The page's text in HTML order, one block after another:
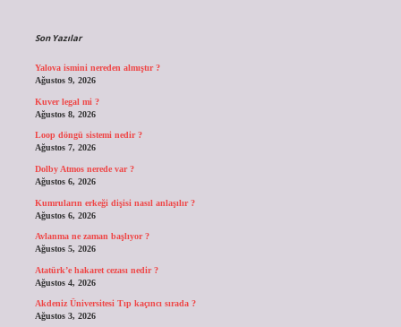
Son Yazılar
Yalova ismini nereden almıştır ?
Ağustos 9, 2026
Kuver legal mi ?
Ağustos 8, 2026
Loop döngü sistemi nedir ?
Ağustos 7, 2026
Dolby Atmos nerede var ?
Ağustos 6, 2026
Kumruların erkeği dişisi nasıl anlaşılır ?
Ağustos 6, 2026
Avlanma ne zaman başlıyor ?
Ağustos 5, 2026
Atatürk’e hakaret cezası nedir ?
Ağustos 4, 2026
Akdeniz Üniversitesi Tıp kaçıncı sırada ?
Ağustos 3, 2026